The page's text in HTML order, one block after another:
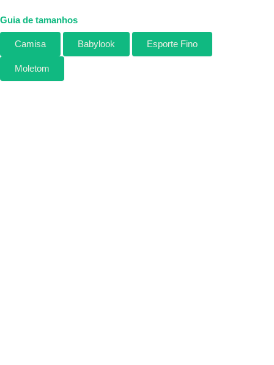
Guia de tamanhos
Camisa Babylook Esporte Fino
Moletom